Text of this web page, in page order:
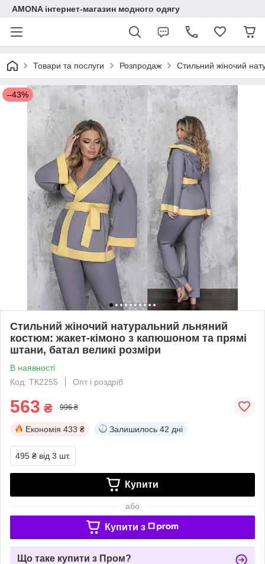
AMONA інтернет-магазин модного одягу
Товари та послуги Розпродаж Стильний жіночий
–43%
Стильний жіночий натуральний льняний
костюм: жакет-кімоно з капюшоном та прямі
штани, батал великі розміри
В наявності
Код: ТК2255
Опт і роздріб
563 ₴ 996 ₴
Економія 433 ₴ Залишилось 42 дні
495 ₴ від 3 шт.
Купити
або
Купити з
Що таке купити з Пром?